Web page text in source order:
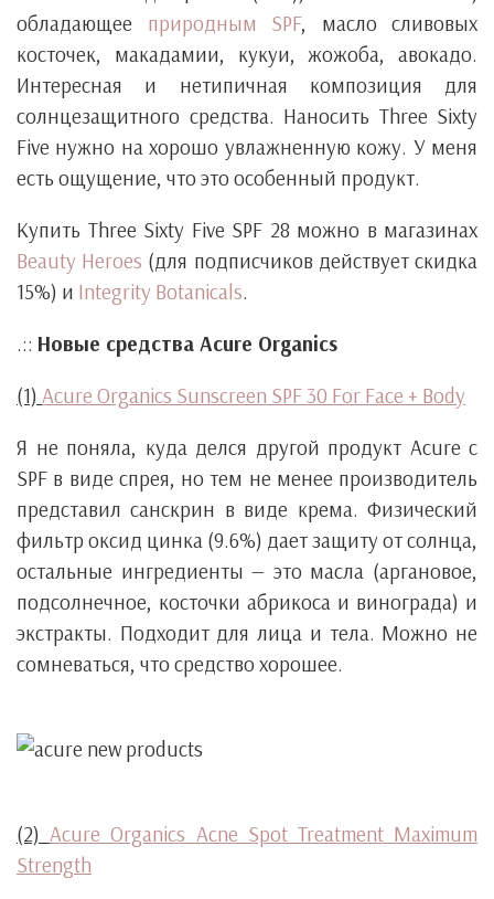
обладающее природным SPF, масло сливовых
косточек, макадамии, кукуи, жожоба, авокадо.
Интересная и нетипичная композиция для
солнцезащитного средства. Наносить Three Sixty
Five нужно на хорошо увлажненную кожу. У меня
есть ощущение, что это особенный продукт.
Купить Three Sixty Five SPF 28 можно в магазинах
Beauty Heroes (для подписчиков действует скидка
15%) и Integrity Botanicals.
.:: Новые средства Acure Organics
(1) Acure Organics Sunscreen SPF 30 For Face + Body
Я не поняла, куда делся другой продукт Acure с
SPF в виде спрея, но тем не менее производитель
представил санскрин в виде крема. Физический
фильтр оксид цинка (9.6%) дает защиту от солнца,
остальные ингредиенты — это масла (аргановое,
подсолнечное, косточки абрикоса и винограда) и
экстракты. Подходит для лица и тела. Можно не
сомневаться, что средство хорошее.
(2) Acure Organics Acne Spot Treatment Maximum
Strength